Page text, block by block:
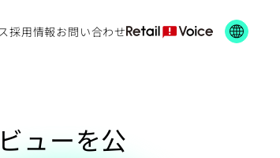
採用情報お問い合わせ
ューを公